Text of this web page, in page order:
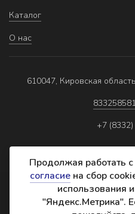
Каталог
О нас
610047, Кировская
+7
Политика обработки
Продолжая работать
согласие на сбор
использования
"Яндекс.Метрика".